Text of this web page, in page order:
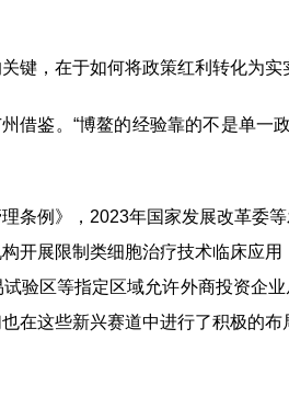
，在于如何将政策红利转化为实
鉴。“博鳌的经验靠的不是单一
例》，2023年国家发展改革委
开展限制类细胞治疗技术临床应
验区等指定区域允许外商投资企
在这些新兴赛道中进行了积极的布